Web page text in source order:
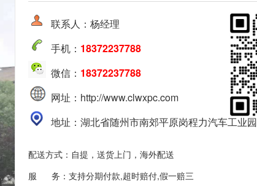
联系人：杨经理
手机： 18372237788
微信： 18372237788
网址：http://www.clwxpc.com
地址：湖北省随州市南郊平原岗程力汽车工业园
配送方式：自提，送货上门，海外配送
服 务：支持分期付款,超时赔付,假一赔三